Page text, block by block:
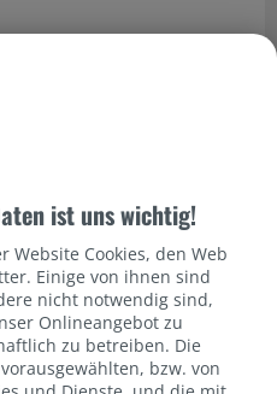
wie Smartphones,
Ladeleistung von 60 W
Mbit/s eignet es sich sowohl
für zuverlässige
Ausführung überzeugt
Verfügbar in 0,35 m
ab – vom
bis zur komfortablen
ist uns wichtig!
Cookies, den Web
Einige von ihnen sind
nicht notwendig sind,
Onlineangebot zu
zu betreiben. Die
bzw. von